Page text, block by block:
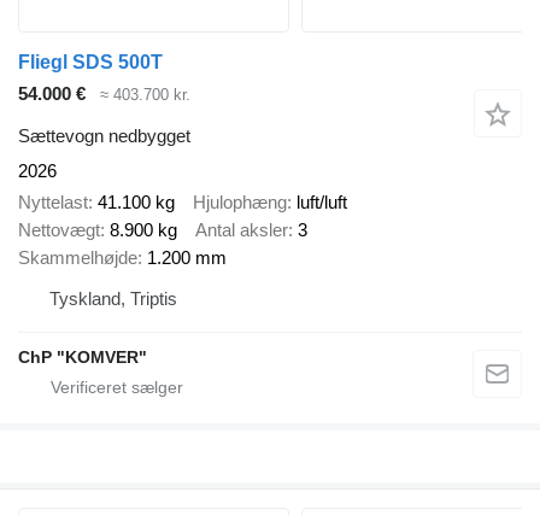
Fliegl SDS 500T
54.000 €
≈ 403.700 kr.
Sættevogn nedbygget
2026
Nyttelast 41.100 kg Hjulophæng luft/luft
Nettovægt 8.900 kg Antal aksler 3
Skammelhøjde 1.200 mm
Tyskland, Triptis
ChP "KOMVER"